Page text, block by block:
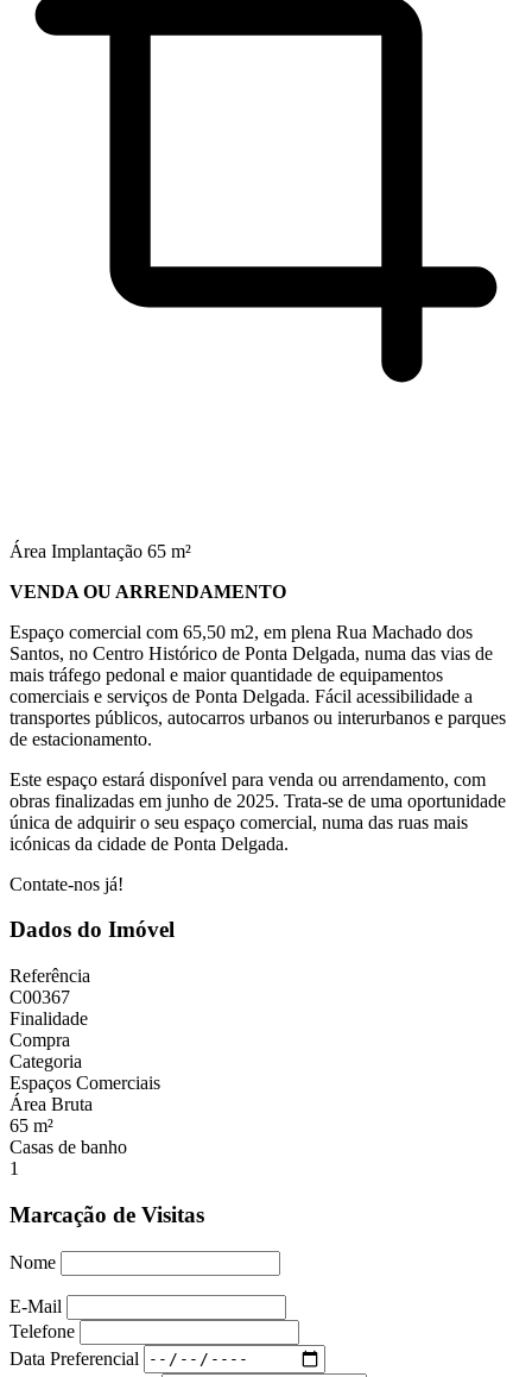
Área Implantação 65 m²
VENDA OU ARRENDAMENTO
Espaço comercial com 65,50 m2, em plena Rua Machado dos
Santos, no Centro Histórico de Ponta Delgada, numa das vias de
mais tráfego pedonal e maior quantidade de equipamentos
comerciais e serviços de Ponta Delgada. Fácil acessibilidade a
transportes públicos, autocarros urbanos ou interurbanos e parques
de estacionamento.
Este espaço estará disponível para venda ou arrendamento, com
obras finalizadas em junho de 2025. Trata-se de uma oportunidade
única de adquirir o seu espaço comercial, numa das ruas mais
icónicas da cidade de Ponta Delgada.
Contate-nos já!
Dados do Imóvel
Referência
C00367
Finalidade
Compra
Categoria
Espaços Comerciais
Área Bruta
65 m²
Casas de banho
1
Marcação de Visitas
Nome
E-Mail
Telefone
Data Preferencial